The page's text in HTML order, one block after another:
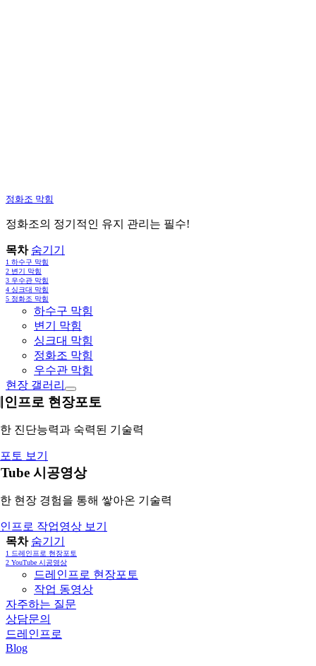
정화조 막힘
정화조의 정기적인 유지 관리는 필수!
목차 숨기기
1 하수구 막힘
2 변기 막힘
3 우수관 막힘
4 싱크대 막힘
5 정화조 막힘
하수구 막힘
변기 막힘
싱크대 막힘
정화조 막힘
우수관 막힘
현장 갤러리
인프로 현장포토
진단능력과 숙력된 기술력
토 보기
시공영상
현장 경험을 통해 쌓아온 기술력
프로 작업영상 보기
목차 숨기기
1 드레인프로 현장포토
2 YouTube 시공영상
드레인프로 현장포토
작업 동영상
자주하는 질문
상담문의
드레인프로
Blog